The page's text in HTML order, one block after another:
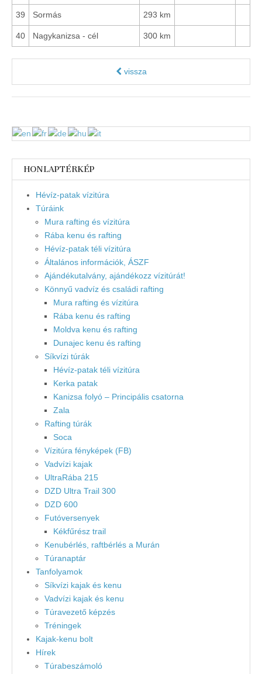
39 Sormás 293 km
40 Nagykanizsa - cél 300 km
vissza
HONLAPTÉRKÉP
Hévíz-patak vízitúra
Túráink
Mura rafting és vízitúra
Rába kenu és rafting
Hévíz-patak téli vízitúra
Általános információk, ÁSZF
Ajándékutalvány, ajándékozz vízitúrát!
Könnyű vadvíz és családi rafting
Mura rafting és vízitúra
Rába kenu és rafting
Moldva kenu és rafting
Dunajec kenu és rafting
Síkvízi túrák
Hévíz-patak téli vízitúra
Kerka patak
Kanizsa folyó – Principális csatorna
Zala
Rafting túrák
Soca
Vízitúra fényképek (FB)
Vadvízi kajak
UltraRába 215
DZD Ultra Trail 300
DZD 600
Futóversenyek
Kékfűrész trail
Kenubérlés, raftbérlés a Murán
Túranaptár
Tanfolyamok
Síkvízi kajak és kenu
Vadvízi kajak és kenu
Túravezető képzés
Tréningek
Kajak-kenu bolt
Hírek
Túrabeszámoló